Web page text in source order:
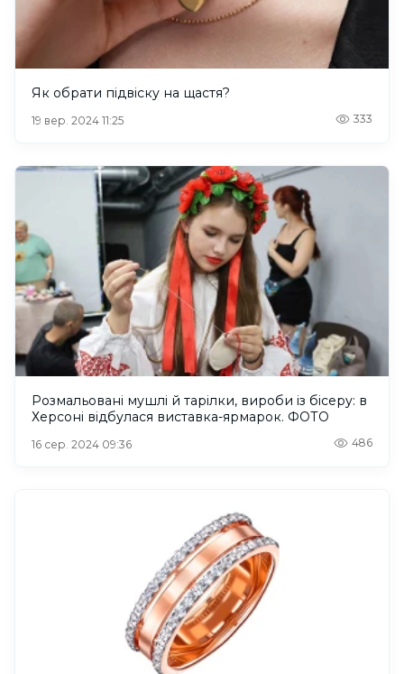
Як обрати підвіску на щастя?
19 вер. 2024 11:25 333
Розмальовані мушлі й тарілки, вироби із бісеру: в
Херсоні відбулася виставка-ярмарок. ФОТО
16 сер. 2024 09:36 486